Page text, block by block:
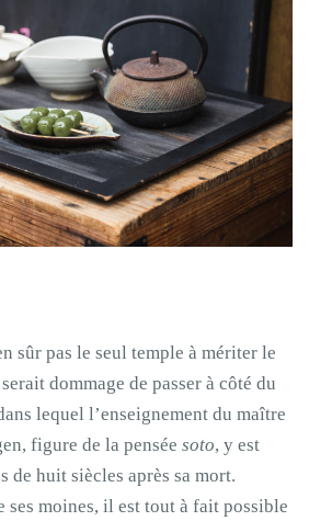
sûr pas le seul temple à mériter le
dommage de passer à côté du
lequel l’enseignement du maître
figure de la pensée soto, y est
de huit siècles après sa mort.
ses moines, il est tout à fait possible